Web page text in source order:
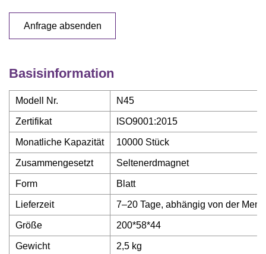
Anfrage absenden
Basisinformation
Modell Nr. N45
Zertifikat ISO9001:2015
Monatliche Kapazität 10000 Stück
Zusammengesetzt Seltenerdmagnet
Form Blatt
Lieferzeit 7–20 Tage, abhängig von der
Größe 200*58*44
Gewicht 2,5 kg